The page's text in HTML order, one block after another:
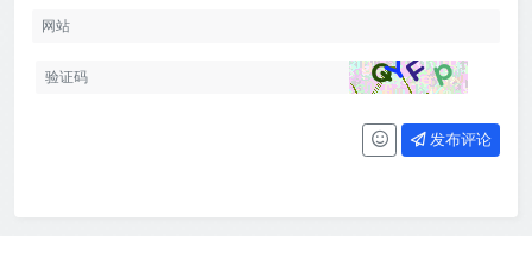
发布评论